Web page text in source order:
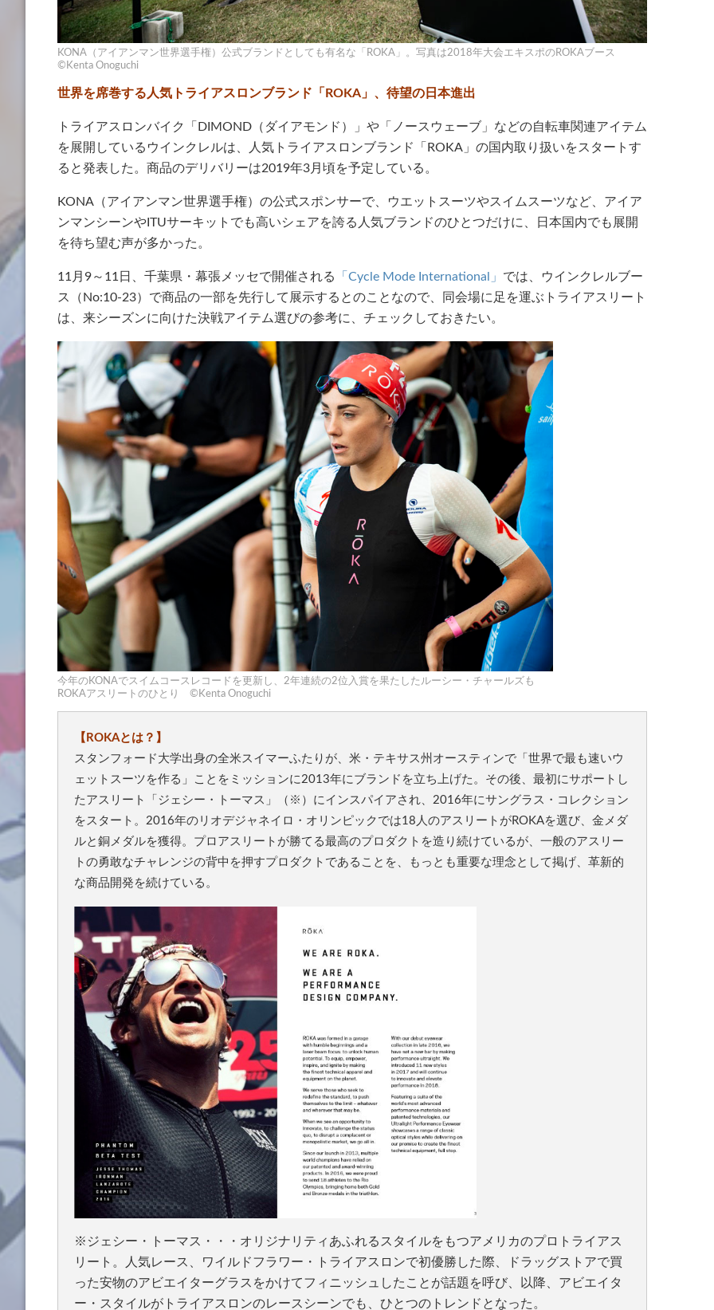
KONA（アイアンマン世界選手権）公式ブランドとしても有名な「ROKA」。写真は2018年大会エキスポのROKAブース
©Kenta Onoguchi
世界を席巻する人気トライアスロンブランド「ROKA」、待望の日本進出
トライアスロンバイク「DIMOND（ダイアモンド）」や「ノースウェーブ」などの自転車関連アイテム
を展開しているウインクレルは、人気トライアスロンブランド「ROKA」の国内取り扱いをスタートす
ると発表した。商品のデリバリーは2019年3月頃を予定している。
KONA（アイアンマン世界選手権）の公式スポンサーで、ウエットスーツやスイムスーツなど、アイア
ンマンシーンやITUサーキットでも高いシェアを誇る人気ブランドのひとつだけに、日本国内でも展開
を待ち望む声が多かった。
11月9～11日、千葉県・幕張メッセで開催される 「Cycle Mode International」 では、ウインクレルブー
ス（No:10-23）で商品の一部を先行して展示するとのことなので、同会場に足を運ぶトライアスリート
は、来シーズンに向けた決戦アイテム選びの参考に、チェックしておきたい。
今年のKONAでスイムコースレコードを更新し、2年連続の2位入賞を果たしたルーシー・チャールズも
ROKAアスリートのひとり ©Kenta Onoguchi
【ROKAとは？】
スタンフォード大学出身の全米スイマーふたりが、米・テキサス州オースティンで「世界で最も速いウ
ェットスーツを作る」ことをミッションに2013年にブランドを立ち上げた。その後、最初にサポートし
たアスリート「ジェシー・トーマス」（※）にインスパイアされ、2016年にサングラス・コレクション
をスタート。2016年のリオデジャネイロ・オリンピックでは18人のアスリートがROKAを選び、金メダ
ルと銅メダルを獲得。プロアスリートが勝てる最高のプロダクトを造り続けているが、一般のアスリー
トの勇敢なチャレンジの背中を押すプロダクトであることを、もっとも重要な理念として掲げ、革新的
な商品開発を続けている。
※ジェシー・トーマス・・・オリジナリティあふれるスタイルをもつアメリカのプロトライアス
リート。人気レース、ワイルドフラワー・トライアスロンで初優勝した際、ドラッグストアで買
った安物のアビエイターグラスをかけてフィニッシュしたことが話題を呼び、以降、アビエイタ
ー・スタイルがトライアスロンのレースシーンでも、ひとつのトレンドとなった。